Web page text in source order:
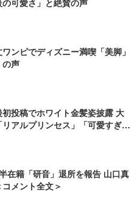
ンピでディズニー満喫「美脚」
の声
投稿でホワイト金髪姿披露 大
アルプリンセス」「可愛すぎ
在籍「研音」退所を報告 山口真
メント全文＞